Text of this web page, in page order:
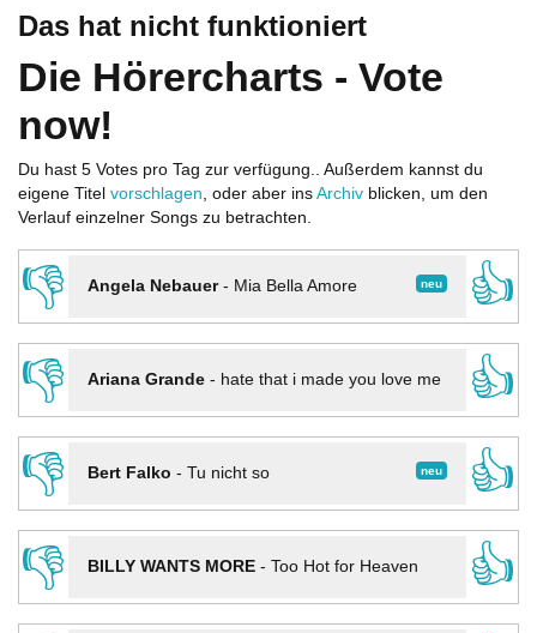
Das hat nicht funktioniert
Die Hörercharts - Vote
now!
Du hast 5 Votes pro Tag zur verfügung.. Außerdem kannst du
eigene Titel vorschlagen, oder aber ins Archiv blicken, um den
Verlauf einzelner Songs zu betrachten.
👎 neu
Angela Nebauer- Mia Bella Amore
👍
👎
Ariana Grande- hate that i made you love me
👍
👎
neu
Bert Falko - Tu nicht so
👍
👎
BILLY WANTS MORE- Too Hot for Heaven
👍